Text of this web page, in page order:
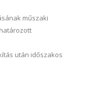
műszaki
után időszakos